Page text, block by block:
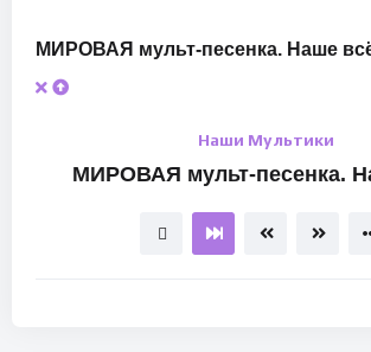
МИРОВАЯ мульт-песенка. Наше
Наши Мультики
МИРОВАЯ мульт-песенка.